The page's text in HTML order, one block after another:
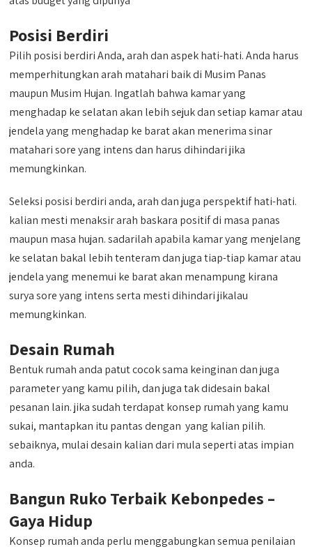
Posisi Berdiri
Pilih posisi berdiri Anda, arah dan aspek hati-hati. Anda harus
memperhitungkan arah matahari baik di Musim Panas
maupun Musim Hujan. Ingatlah bahwa kamar yang
menghadap ke selatan akan lebih sejuk dan setiap kamar atau
jendela yang menghadap ke barat akan menerima sinar
matahari sore yang intens dan harus dihindari jika
memungkinkan.
Seleksi posisi berdiri anda, arah dan juga perspektif hati-hati.
kalian mesti menaksir arah baskara positif di masa panas
maupun masa hujan. sadarilah apabila kamar yang menjelang
ke selatan bakal lebih tenteram dan juga tiap-tiap kamar atau
jendela yang menemui ke barat akan menampung kirana
surya sore yang intens serta mesti dihindari jikalau
memungkinkan.
Desain Rumah
Bentuk rumah anda patut cocok sama keinginan dan juga
parameter yang kamu pilih, dan juga tak didesain bakal
pesanan lain. jika sudah terdapat konsep rumah yang kamu
sukai, mantapkan itu pantas dengan yang kalian pilih.
sebaiknya, mulai desain kalian dari mula seperti atas impian
anda.
Bangun Ruko Terbaik Kebonpedes –
Gaya Hidup
Konsep rumah anda perlu menggabungkan semua penilaian